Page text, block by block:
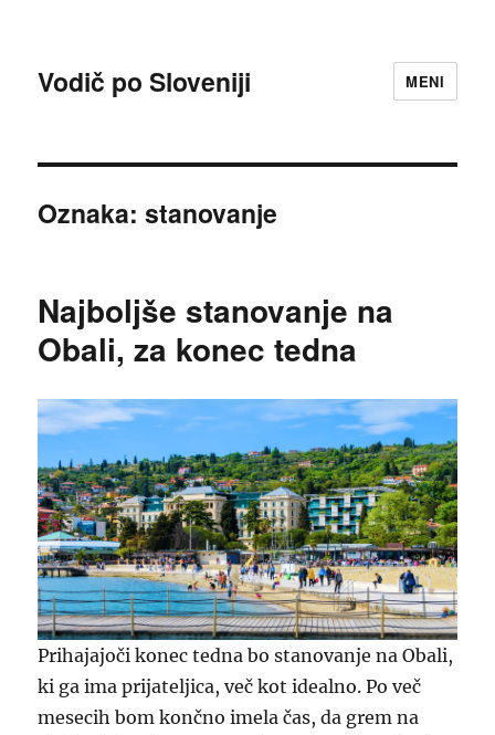
Vodič po Sloveniji MENI
Oznaka:stanovanje
Najboljše stanovanje na
Obali, za konec tedna
Prihajajoči konec tedna bo stanovanje na Obali,
ki ga ima prijateljica, več kot idealno. Po več
mesecih bom končno imela čas, da grem na